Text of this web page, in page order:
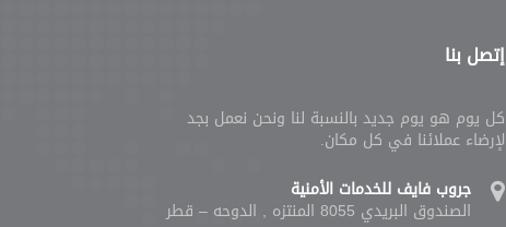
إتصل بنا
كل يوم هو يوم جديد بالنسبة لنا ونحن نعمل بجد
لإرضاء عملائنا في كل مكان.
جروب فايف للخدمات الأمنية
الصندوق البريدي 8055 المنتزه , الدوحه – قطر